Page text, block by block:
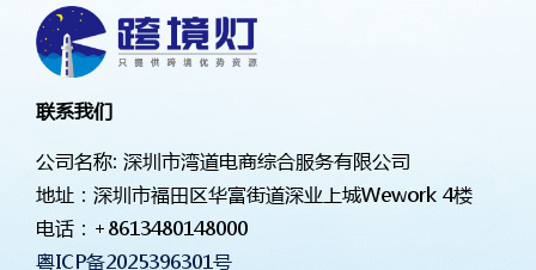
联系我们
公司名称: 深圳市湾道电商综合服务有限公司
地址：深圳市福田区华富街道深业上城Wework 4楼
电话： +8613480148000
粤ICP备2025396301号